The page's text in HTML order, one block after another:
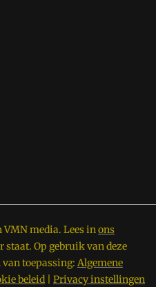
VMN media. Lees inons
staat. Op gebruik van deze
toepassing: Algemene
beleid Privacy instellingen